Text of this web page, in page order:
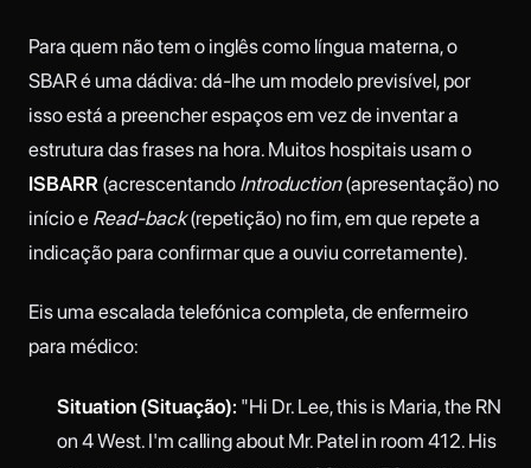
Para quem não tem o inglês como língua materna, o
SBAR é uma dádiva: dá-lhe um modelo previsível, por
isso está a preencher espaços em vez de inventar a
estrutura das frases na hora. Muitos hospitais usam o
ISBARR (acrescentando Introduction(apresentação) no
início e Read-back(repetição) no fim, em que repete a
indicação para confirmar que a ouviu corretamente).
Eis uma escalada telefónica completa, de enfermeiro
para médico:
Situation (Situação): "Hi Dr. Lee, this is Maria, the RN
on 4 West. I'm calling about Mr. Patel in room 412. His